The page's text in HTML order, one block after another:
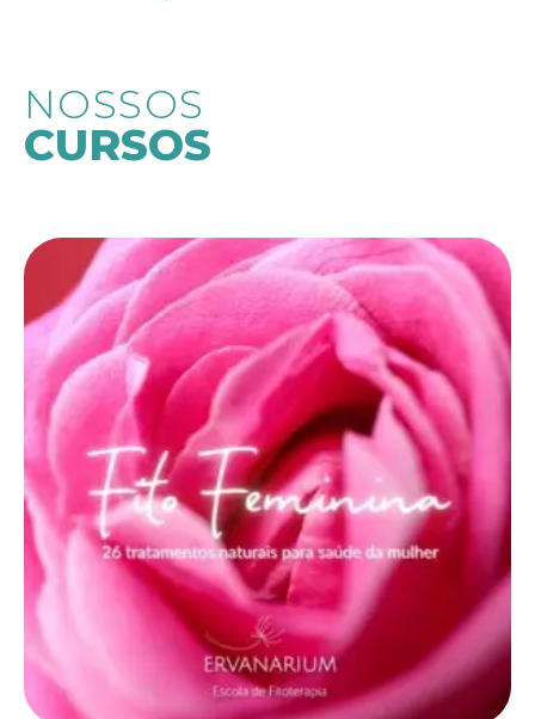
NOSSOS
CURSOS